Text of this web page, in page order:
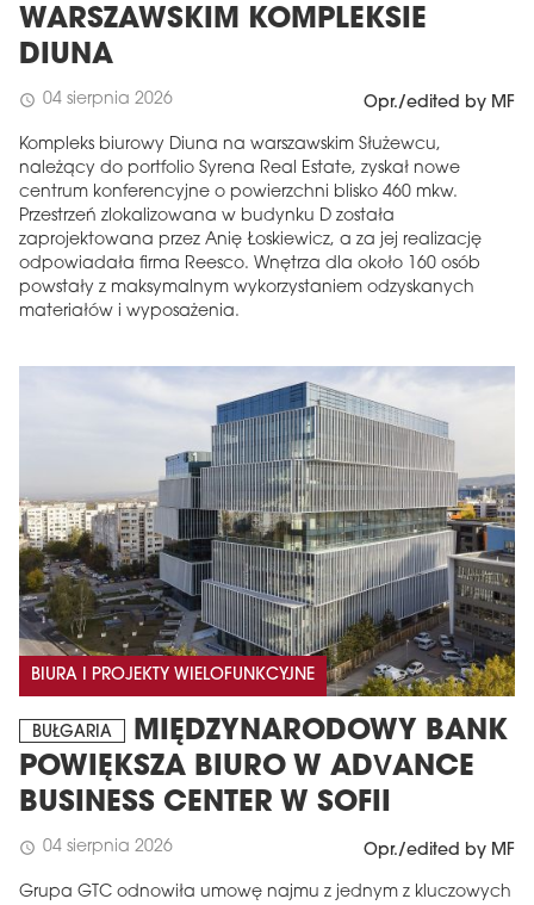
WARSZAWSKIM KOMPLEKSIE
DIUNA
schedule 04 sierpnia 2026 Opr./edited by MF
Kompleks biurowy Diuna na warszawskim Służewcu,
należący do portfolio Syrena Real Estate, zyskał nowe
centrum konferencyjne o powierzchni blisko 460 mkw.
Przestrzeń zlokalizowana w budynku D została
zaprojektowana przez Anię Łoskiewicz, a za jej realizację
odpowiadała firma Reesco. Wnętrza dla około 160 osób
powstały z maksymalnym wykorzystaniem odzyskanych
materiałów i wyposażenia.
BIURA I PROJEKTY WIELOFUNKCYJNE
BUŁGARIA
MIĘDZYNARODOWY BANK
POWIĘKSZA BIURO W ADVANCE
BUSINESS CENTER W SOFII
schedule 04 sierpnia 2026 Opr./edited by MF
Grupa GTC odnowiła umowę najmu z jednym z kluczowych